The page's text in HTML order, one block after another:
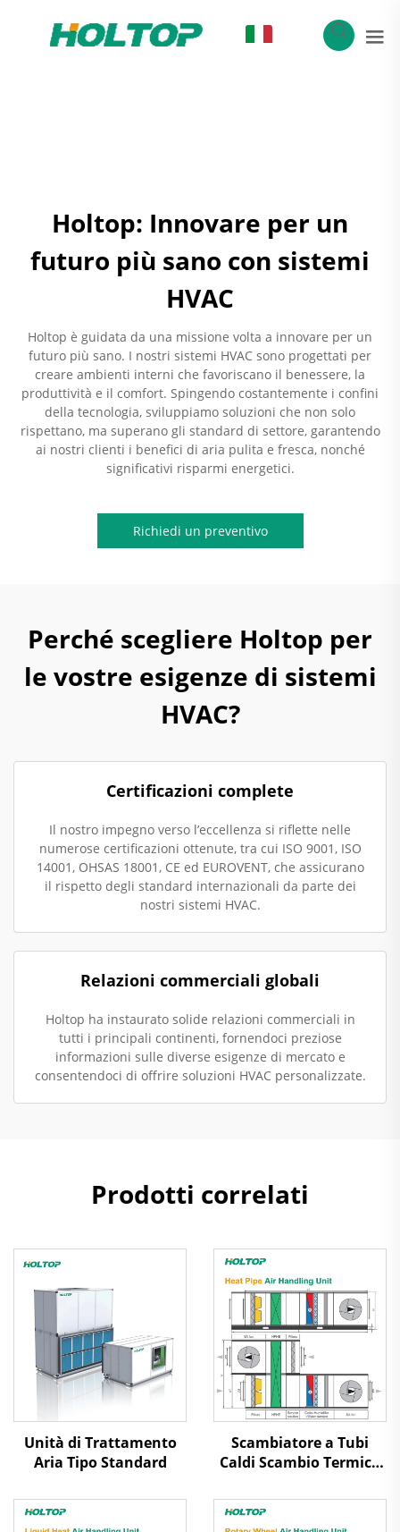
Holtop: Innovare per un
futuro più sano con sistemi
HVAC
Holtop è guidata da una missione volta a innovare per un
futuro più sano. I nostri sistemi HVAC sono progettati per
creare ambienti interni che favoriscano il benessere, la
produttività e il comfort. Spingendo costantemente i confini
della tecnologia, sviluppiamo soluzioni che non solo
rispettano, ma superano gli standard di settore, garantendo
ai nostri clienti i benefici di aria pulita e fresca, nonché
significativi risparmi energetici.
Richiedi un preventivo
Perché scegliere Holtop per
le vostre esigenze di sistemi
HVAC?
Certificazioni complete
Il nostro impegno verso l’eccellenza si riflette nelle
numerose certificazioni ottenute, tra cui ISO 9001, ISO
14001, OHSAS 18001, CE ed EUROVENT, che assicurano
il rispetto degli standard internazionali da parte dei
nostri sistemi HVAC.
Relazioni commerciali globali
Holtop ha instaurato solide relazioni commerciali in
tutti i principali continenti, fornendoci preziose
informazioni sulle diverse esigenze di mercato e
consentendoci di offrire soluzioni HVAC personalizzate.
Prodotti correlati
Unità di Trattamento
Aria Tipo Standard
Scambiatore a Tubi
Caldi Scambio Termico
Calore Unità di
Trattamento dell'Aria